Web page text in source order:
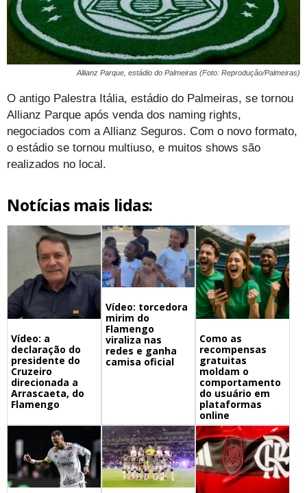
Allianz Parque, estádio do Palmeiras (Foto: Reprodução/Palmeiras)
O antigo Palestra Itália, estádio do Palmeiras, se tornou
Allianz Parque após venda dos naming rights,
negociados com a Allianz Seguros. Com o novo formato,
o estádio se tornou multiuso, e muitos shows são
realizados no local.
Notícias mais lidas:
Vídeo: a
declaração do
presidente do
Cruzeiro
direcionada a
Arrascaeta, do
Flamengo
Vídeo: torcedora
mirim do
Flamengo
viraliza nas
redes e ganha
camisa oficial
Como as
recompensas
gratuitas
moldam o
comportamento
do usuário em
plataformas
online